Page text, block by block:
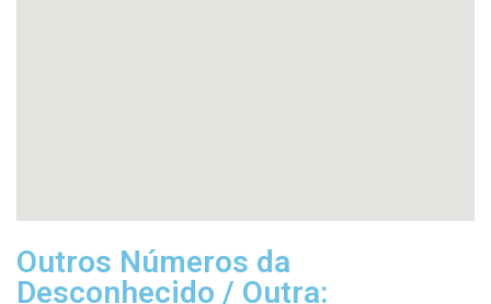
Outros Números da
Desconhecido / Outra: